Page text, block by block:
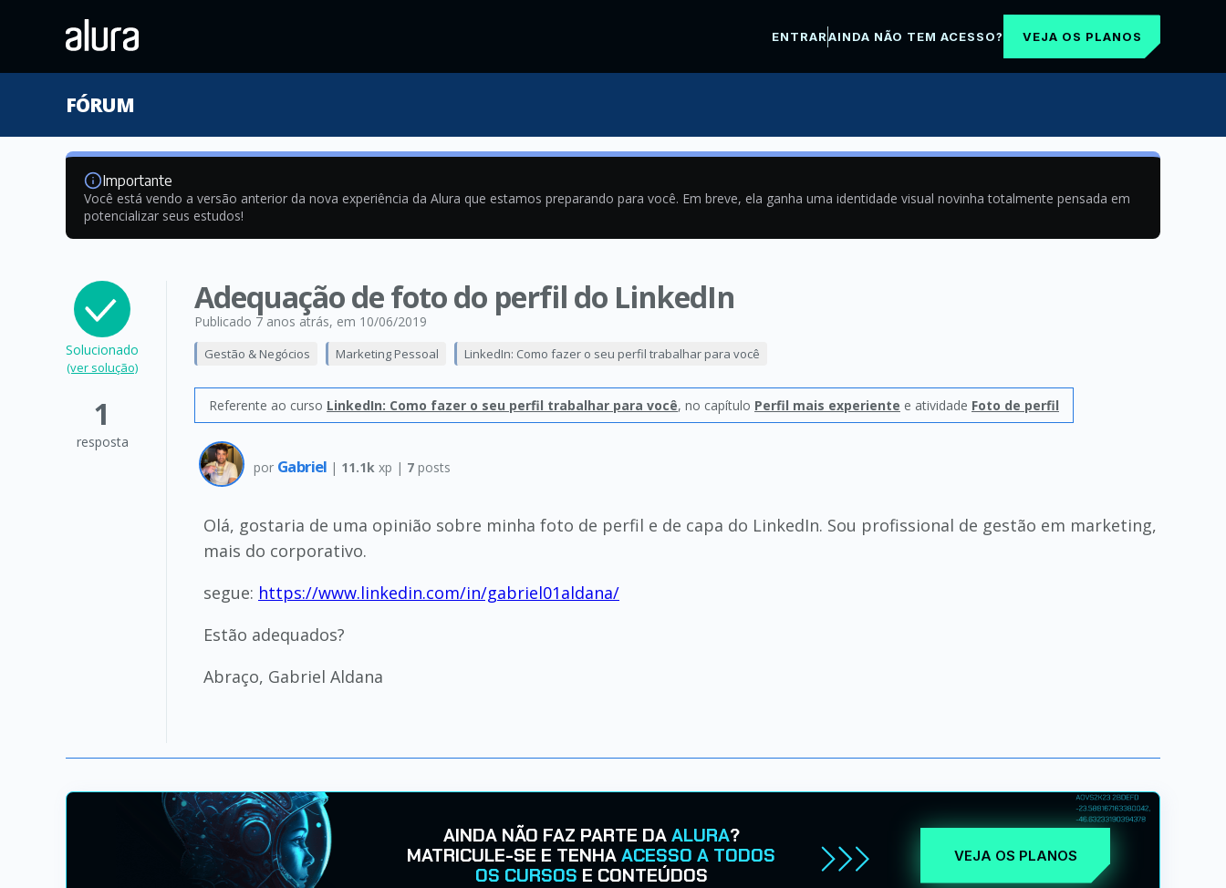
ENTRARAINDA NÃO TEM ACESSO? VEJA OS PLANOS
FÓRUM
Importante
Você está vendo a versão anterior da nova experiência da Alura que estamos preparando para você. Em breve, ela ganha uma identidade visual novinha totalmente pensada em
potencializar seus estudos!
Solucionado
(ver solução)
1
resposta
Adequação de foto do perfil do LinkedIn
Publicado 7 anos atrás, em 10/06/2019
Gestão & Negócios Marketing Pessoal LinkedIn: Como fazer o seu perfil trabalhar para você
Referente ao curso LinkedIn: Como fazer o seu perfil trabalhar para você, no capítulo Perfil mais experiente e atividade Foto de perfil
por Gabriel | 11.1k xp | 7 posts
Olá, gostaria de uma opinião sobre minha foto de perfil e de capa do LinkedIn. Sou profissional de gestão em marketing,
mais do corporativo.
segue: https://www.linkedin.com/in/gabriel01aldana/
Estão adequados?
Abraço, Gabriel Aldana
AINDA NÃO FAZ PARTE DAALURA?
MATRICULE-SE E TENHAACESSO A TODOS
OS CURSOS E CONTEÚDOS
VEJA OS PLANOS